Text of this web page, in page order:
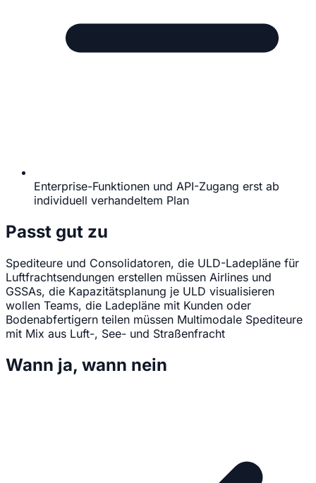
Enterprise-Funktionen und API-Zugang erst ab
individuell verhandeltem Plan
Passt gut zu
Spediteure und Consolidatoren, die ULD-Ladepläne für
Luftfrachtsendungen erstellen müssen Airlines und
GSSAs, die Kapazitätsplanung je ULD visualisieren
wollen Teams, die Ladepläne mit Kunden oder
Bodenabfertigern teilen müssen Multimodale Spediteure
mit Mix aus Luft-, See- und Straßenfracht
Wann ja, wann nein